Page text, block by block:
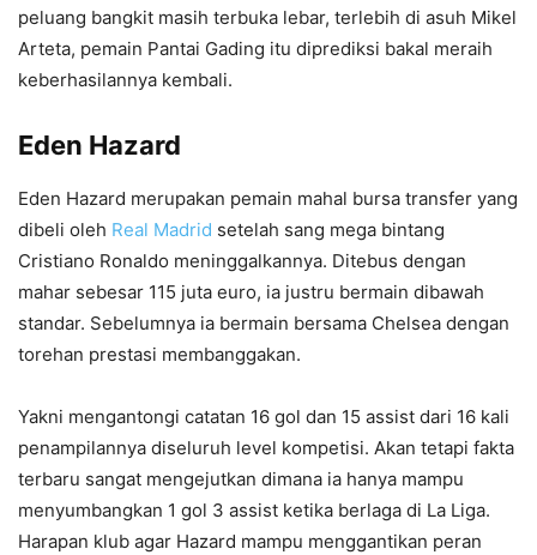
peluang bangkit masih terbuka lebar, terlebih di asuh Mikel
Arteta, pemain Pantai Gading itu diprediksi bakal meraih
keberhasilannya kembali.
Eden Hazard
Eden Hazard merupakan pemain mahal bursa transfer yang
dibeli oleh Real Madrid setelah sang mega bintang
Cristiano Ronaldo meninggalkannya. Ditebus dengan
mahar sebesar 115 juta euro, ia justru bermain dibawah
standar. Sebelumnya ia bermain bersama Chelsea dengan
torehan prestasi membanggakan.
Yakni mengantongi catatan 16 gol dan 15 assist dari 16 kali
penampilannya diseluruh level kompetisi. Akan tetapi fakta
terbaru sangat mengejutkan dimana ia hanya mampu
menyumbangkan 1 gol 3 assist ketika berlaga di La Liga.
Harapan klub agar Hazard mampu menggantikan peran